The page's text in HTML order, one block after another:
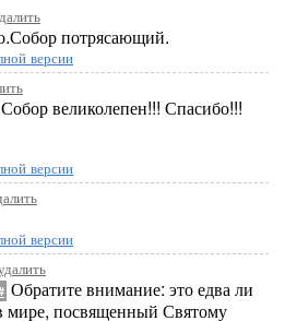
потрясающий.
версии
великолепен!!! Спасибо!!!
версии
версии
Обратите внимание: это едва ли
мире, посвященный Святому